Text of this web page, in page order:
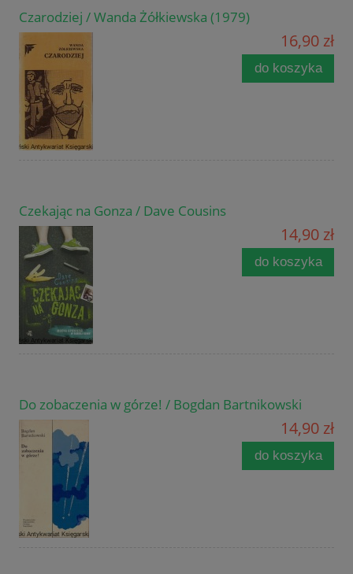
Czarodziej / Wanda Żółkiewska (1979)
16,90 zł
do koszyka
Czekając na Gonza / Dave Cousins
14,90 zł
do koszyka
Do zobaczenia w górze! / Bogdan Bartnikowski
14,90 zł
do koszyka